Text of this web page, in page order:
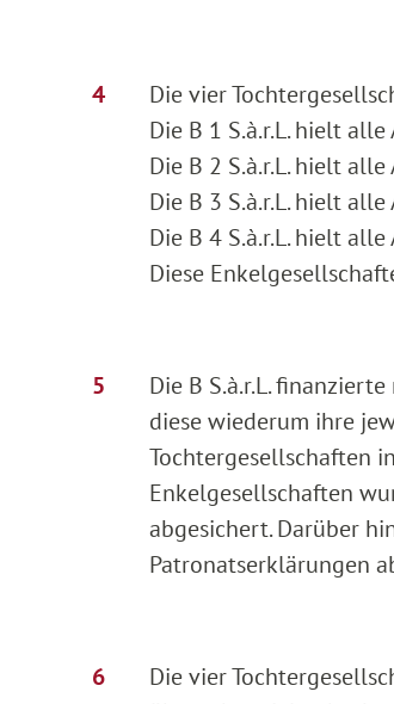
Die vier
Die B 1 S.à.r.L. hielt
Die B 2 S.à.r.L. hielt
Die B 3 S.à.r.L. hielt
Die B 4 S.à.r.L. hielt
Diese
Die B S.à.r.L.
diese wiederum ihre
Tochtergesellschaften
Enkelgesellschaften
abgesichert. Darüber
Patronatserklärungen
Die vier